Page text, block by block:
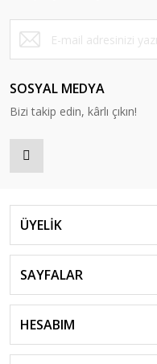
SOSYAL MEDYA
Bizi takip edin, kârlı çıkın!
ÜYELİK
SAYFALAR
HESABIM